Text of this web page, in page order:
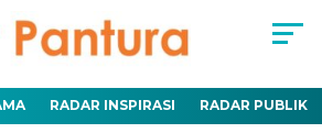
RADAR INSPIRASI RADAR PUBLIK